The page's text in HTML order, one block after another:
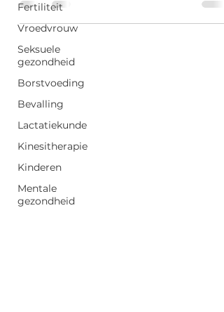
Fertiliteit
Vroedvrouw
Seksuele
gezondheid
Borstvoeding
Bevalling
Lactatiekunde
Kinesitherapie
Kinderen
Mentale
gezondheid